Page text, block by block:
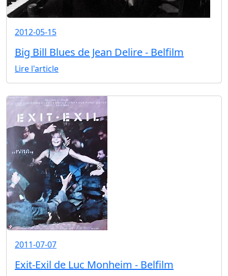
2012-05-15
Big Bill Blues de Jean Delire - Belfilm
Lire l'article
2011-07-07
Exit-Exil de Luc Monheim - Belfilm